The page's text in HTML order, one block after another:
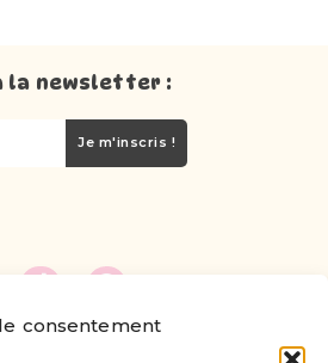
consentement
la newsletter :
Je m'inscris !